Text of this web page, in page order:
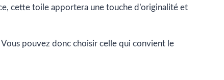
cette toile apportera une touche d’originalité et
pouvez donc choisir celle qui convient le